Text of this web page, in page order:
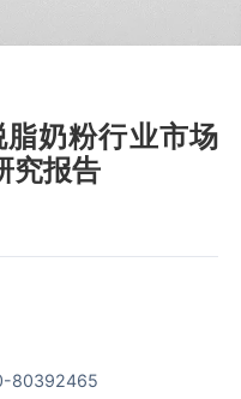
奶粉行业市场
究报告
80392465